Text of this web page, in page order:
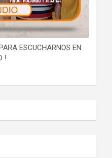
ESCUCHARNOS EN
!